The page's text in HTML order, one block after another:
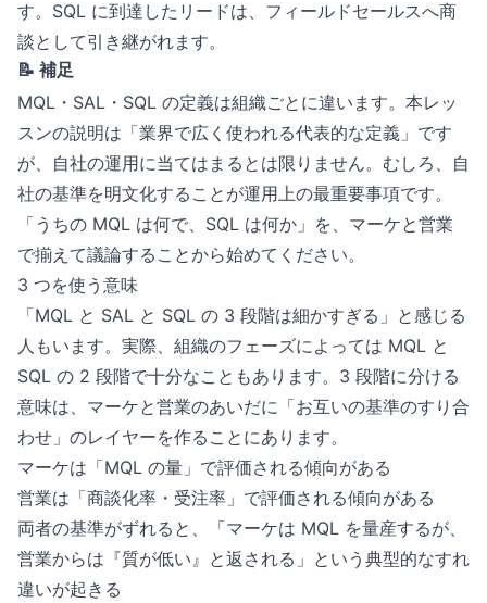
す。SQL に到達したリードは、フィールドセールスへ商
談として引き継がれます。
📝 補足
MQL・SAL・SQL の定義は組織ごとに違います。本レッ
スンの説明は「業界で広く使われる代表的な定義」です
が、自社の運用に当てはまるとは限りません。むしろ、自
社の基準を明文化することが運用上の最重要事項です。
「うちの MQL は何で、SQL は何か」を、マーケと営業
で揃えて議論することから始めてください。
3 つを使う意味
「MQL と SAL と SQL の 3 段階は細かすぎる」と感じる
人もいます。実際、組織のフェーズによっては MQL と
SQL の 2 段階で十分なこともあります。3 段階に分ける
意味は、マーケと営業のあいだに「お互いの基準のすり合
わせ」のレイヤーを作ることにあります。
マーケは「MQL の量」で評価される傾向がある
営業は「商談化率・受注率」で評価される傾向がある
両者の基準がずれると、「マーケは MQL を量産するが、
営業からは『質が低い』と返される」という典型的なすれ
違いが起きる